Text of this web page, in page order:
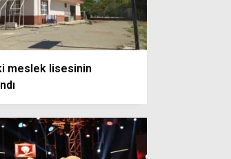
meslek lisesinin